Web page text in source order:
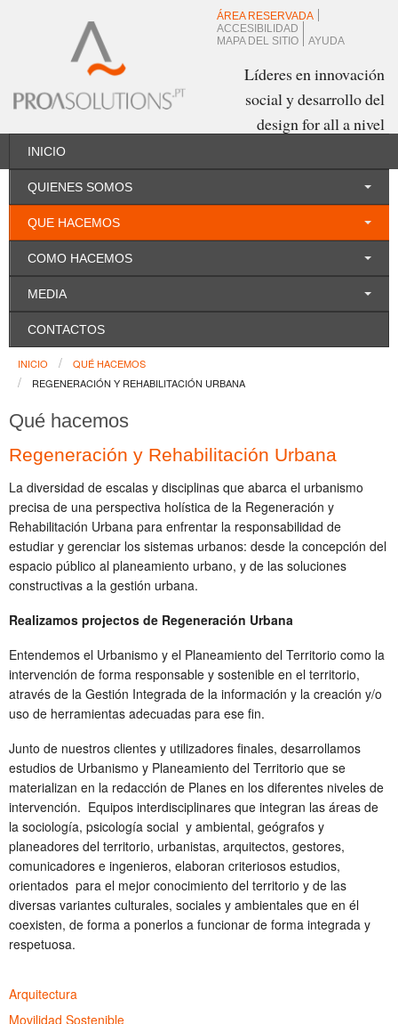
ÁREA RESERVADA
ACCESIBILIDAD
MAPA DEL SITIO
AYUDA
Líderes en innovación
social y desarrollo del
design for all a nivel
INICIO
QUIENES SOMOS
QUE HACEMOS
COMO HACEMOS
MEDIA
CONTACTOS
INICIO
QUÉ HACEMOS
REGENERACIÓN Y REHABILITACIÓN URBANA
Qué hacemos
Regeneración y Rehabilitación Urbana
La diversidad de escalas y disciplinas que abarca el urbanismo
precisa de una perspectiva holística de la Regeneración y
Rehabilitación Urbana para enfrentar la responsabilidad de
estudiar y gerenciar los sistemas urbanos: desde la concepción del
espacio público al planeamiento urbano, y de las soluciones
constructivas a la gestión urbana.
Realizamos projectos de Regeneración Urbana
Entendemos el Urbanismo y el Planeamiento del Territorio como la
intervención de forma responsable y sostenible en el territorio,
através de la Gestión Integrada de la información y la creación y/o
uso de herramientas adecuadas para ese fin.
Junto de nuestros clientes y utilizadores finales, desarrollamos
estudios de Urbanismo y Planeamiento del Territorio que se
materializan en la redacción de Planes en los diferentes niveles de
intervención. Equipos interdisciplinares que integran las áreas de
la sociología, psicología social y ambiental, geógrafos y
planeadores del territorio, urbanistas, arquitectos, gestores,
comunicadores e ingenieros, elaboran criteriosos estudios,
orientados para el mejor conocimiento del territorio y de las
diversas variantes culturales, sociales y ambientales que en él
coexisten, de forma a ponerlos a funcionar de forma integrada y
respetuosa.
Arquitectura
Movilidad Sostenible